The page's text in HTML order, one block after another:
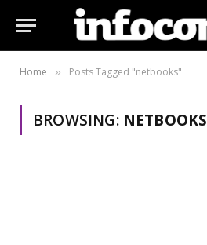
Home » Posts Tagged "netbooks"
BROWSING: NETBOOKS